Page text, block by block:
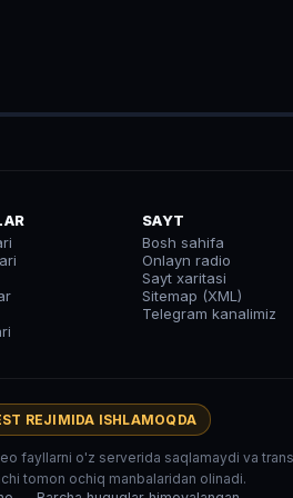
SAYT
Bosh sahifa
Onlayn radio
Sayt xaritasi
Sitemap (XML)
Telegram kanalimiz
REJIMIDA ISHLAMOQDA
fayllarni o'z serverida saqlamaydi va
tomon ochiq manbalaridan olinadi.